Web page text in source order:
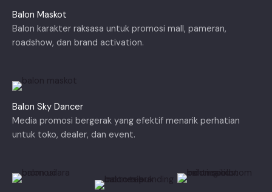
Balon Maskot
Balon karakter raksasa untuk promosi mall, pameran,
roadshow, dan brand activation.
Balon Sky Dancer
Media promosi bergerak yang efektif menarik perhatian
untuk toko, dealer, dan event.